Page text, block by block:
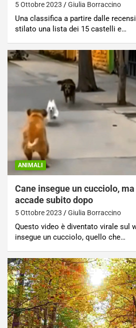
5 Ottobre 2023 Giulia Borraccino
Una classifica a partire dalle
stilato una lista dei 15 castelli e…
ANIMALI
Cane insegue un cucciolo,
accade subito dopo
5 Ottobre 2023 Giulia Borraccino
Questo video è diventato virale sul
insegue un cucciolo, quello che…